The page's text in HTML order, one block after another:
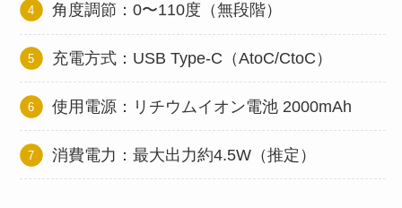
角度調節：0〜110度（無段階）
充電方式：USB Type-C（AtoC/CtoC）
使用電源：リチウムイオン電池 2000mAh
消費電力：最大出力約4.5W（推定）